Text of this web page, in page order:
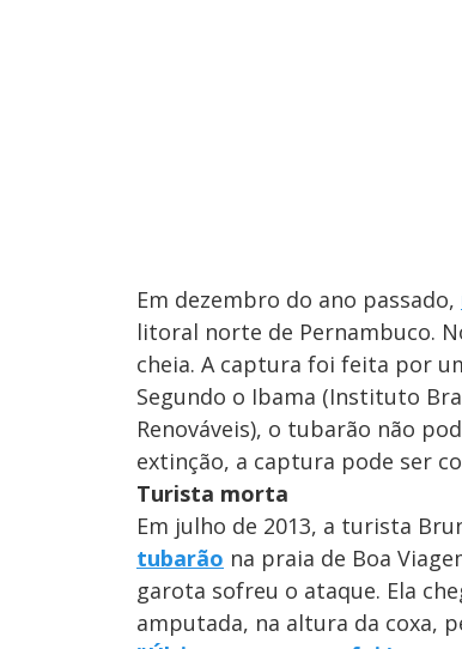
Em dezembro do ano passado,
litoral norte de Pernambuco.
cheia. A captura foi feita por
Segundo o Ibama (Instituto
Renováveis), o tubarão não
extinção, a captura pode ser
Turista morta
Em julho de 2013, a turista
tubarão na praia de Boa
garota sofreu o ataque. Ela
amputada, na altura da coxa,